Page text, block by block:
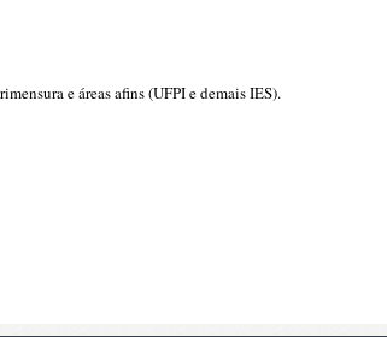
e áreas afins (UFPI e demais IES).